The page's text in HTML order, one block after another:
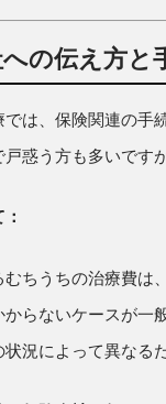
の伝え方と
は、保険関連の手
惑う方も多いです
ちうちの治療費は
らないケースが一
況によって異なる